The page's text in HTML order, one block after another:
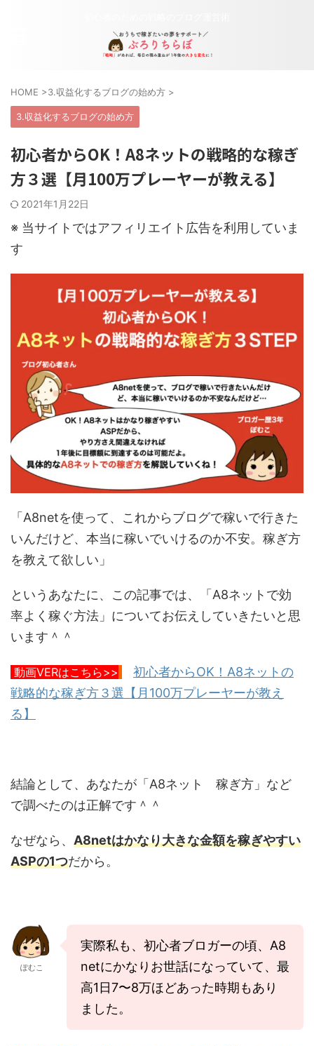
HOME >3.収益化するブログの始め方 >
3.収益化するブログの始め方
初心者からOK！A8ネットの戦略的な稼ぎ
方３選【月100万プレーヤーが教える】
2021年1月22日
※ 当サイトではアフィリエイト広告を利用していま
す
「A8netを使って、これからブログで稼いで行きた
いんだけど、本当に稼いでいけるのか不安。稼ぎ方
を教えて欲しい」
というあなたに、この記事では、「A8ネットで効
率よく稼ぐ方法」についてお伝えしていきたいと思
います＾＾
動画VERはこちら>>
初心者からOK！A8ネットの
戦略的な稼ぎ方３選【月100万プレーヤーが教え
る】
結論として、あなたが「A8ネット 稼ぎ方」など
で調べたのは正解です＾＾
なぜなら、 A8netはかなり大きな金額を稼ぎやすい
ASPの1つだから。
ぽむこ
実際私も、初心者ブロガーの頃、A8
netにかなりお世話になっていて、最
高1日7〜8万ほどあった時期もあり
ました。